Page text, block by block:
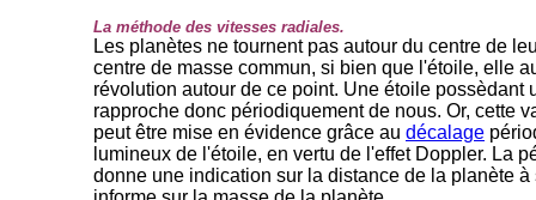
La méthode des vitesses radiales.
Les planètes ne tournent pas autour du centre de
centre de masse commun, si bien que l'étoile, elle
révolution autour de ce point. Une étoile possèdant
rapproche donc périodiquement de nous. Or, cette
peut être mise en évidence grâce au décalage
lumineux de l'étoile, en vertu de l'effet Doppler. La
donne une indication sur la distance de la planète